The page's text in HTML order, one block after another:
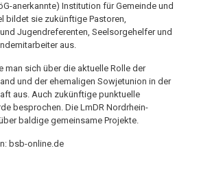
anerkannte) Institution für Gemeinde und
bildet sie zukünftige Pastoren,
Jugendreferenten, Seelsorgehelfer und
aus.
man sich über die aktuelle Rolle der
und der ehemaligen Sowjetunion in der
aus. Auch zukünftige punktuelle
besprochen. Die LmDR Nordrhein-
baldige gemeinsame Projekte.
bsb-online.de